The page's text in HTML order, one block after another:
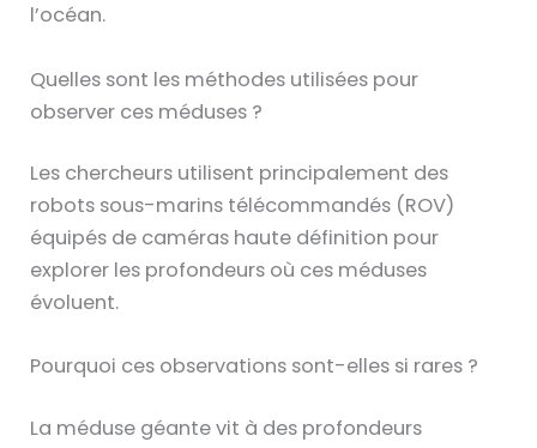
l’océan.
Quelles sont les méthodes utilisées pour
observer ces méduses ?
Les chercheurs utilisent principalement des
robots sous-marins télécommandés (ROV)
équipés de caméras haute définition pour
explorer les profondeurs où ces méduses
évoluent.
Pourquoi ces observations sont-elles si rares ?
La méduse géante vit à des profondeurs